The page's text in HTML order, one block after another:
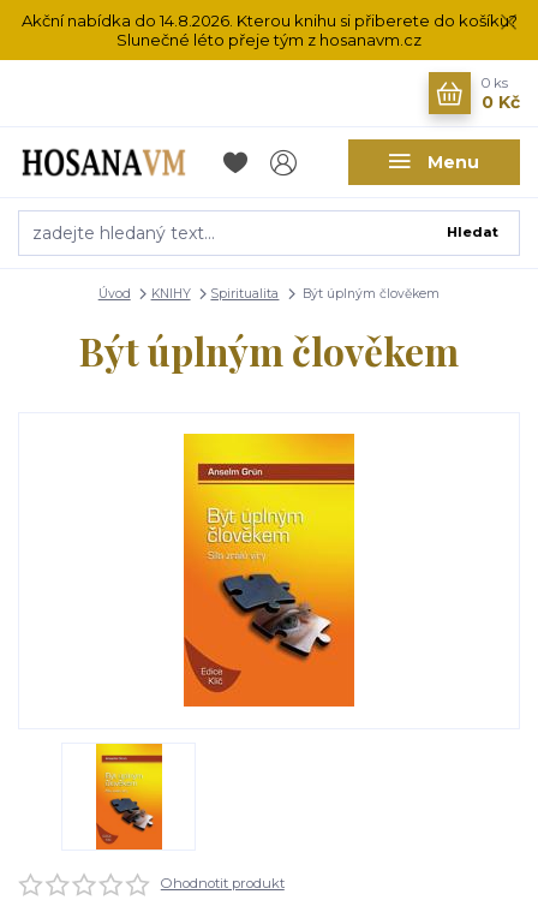
Akční nabídka do 14.8.2026. Kterou knihu si přiberete do košíku?
Slunečné léto přeje tým z hosanavm.cz
Menu
Hledat
0 ks
0 Kč
Úvod KNIHY Spiritualita Být úplným člověkem
Být úplným člověkem
Ohodnotit produkt